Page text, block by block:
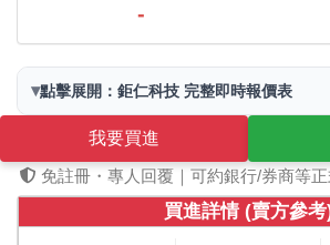
-
▾點擊展開：鉅仁科技 完整即時報價表
我要買進
免註冊・專人回覆｜可約銀行/券商等
買進詳情 (賣方參考